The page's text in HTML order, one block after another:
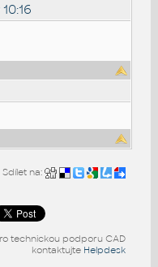
Sdílet na:
technickou podporu CAD
kontaktujte Helpdesk